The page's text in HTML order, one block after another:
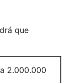
que
2.000.000